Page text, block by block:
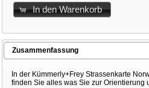
In den Warenkorb
Zusammenfassung
In der Kümmerly+Frey Strassenkarte
finden Sie alles was Sie zur Orientierung